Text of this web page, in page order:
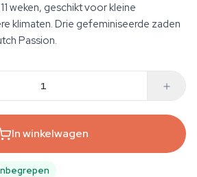
weken, geschikt voor kleine
klimaten. Drie gefeminiseerde zaden
Passion.
In winkelwagen